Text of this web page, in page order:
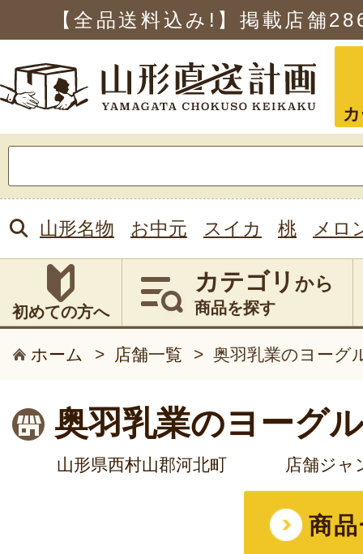
【全品送料込み!】掲載店舗
索:
山形名物 お中元 スイカ 桃 メロ
初めての方へ
カテゴリ から
商品を探す
ホーム > 店舗一覧 > 奥羽乳業のヨーグ
奥羽乳業のヨーグ
山形県西村山郡河北町 店舗ジャ
商